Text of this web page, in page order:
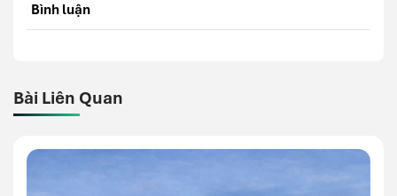
Bình luận
Bài Liên Quan